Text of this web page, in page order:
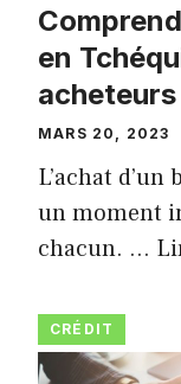
en
acheteurs
MARS 20, 2023
L’achat
un moment
chacun. …
CRÉDIT